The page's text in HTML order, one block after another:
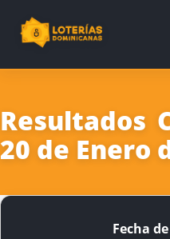
Resultados
20 de Enero
Fecha